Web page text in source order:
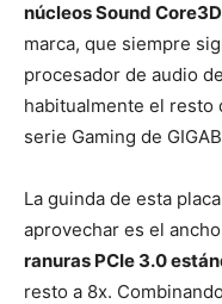
núcleos Sound Core3D
marca, que siempre
procesador de audio
habitualmente el resto
serie Gaming de
La guinda de esta
aprovechar es el
ranuras PCIe 3.0
resto a 8x.